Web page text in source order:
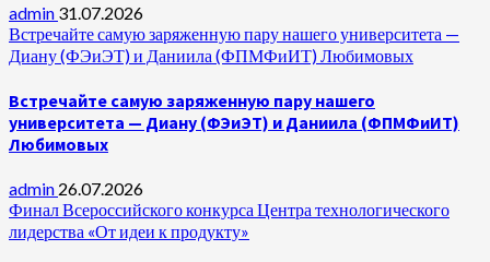
admin 31.07.2026
Встречайте самую заряженную пару нашего университета —
Диану (ФЭиЭТ) и Даниила (ФПМФиИТ) Любимовых
Встречайте самую заряженную пару нашего
университета — Диану (ФЭиЭТ) и Даниила (ФПМФиИТ)
Любимовых
admin 26.07.2026
Финал Всероссийского конкурса Центра технологического
лидерства «От идеи к продукту»